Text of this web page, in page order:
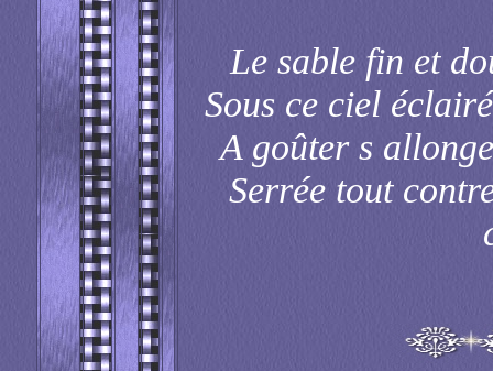
Le sable fin et
Sous ce ciel
A goûter s
Serrée tout